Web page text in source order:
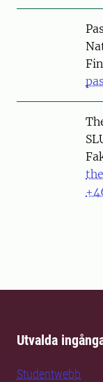
Person
Utvalda
Studentwebb